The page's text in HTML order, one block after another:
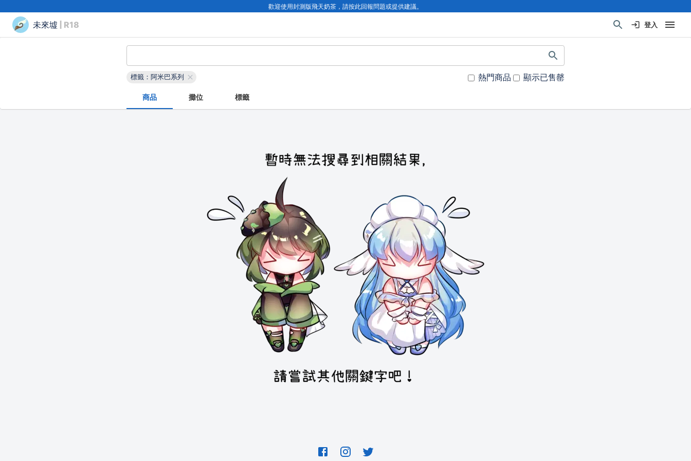
歡迎使用封測版飛天奶茶，請按此回報問題或提供建議。
未來墟 | R18 登入
標籤：阿米巴系列 熱門商品 顯示已售罄
商品 攤位 標籤